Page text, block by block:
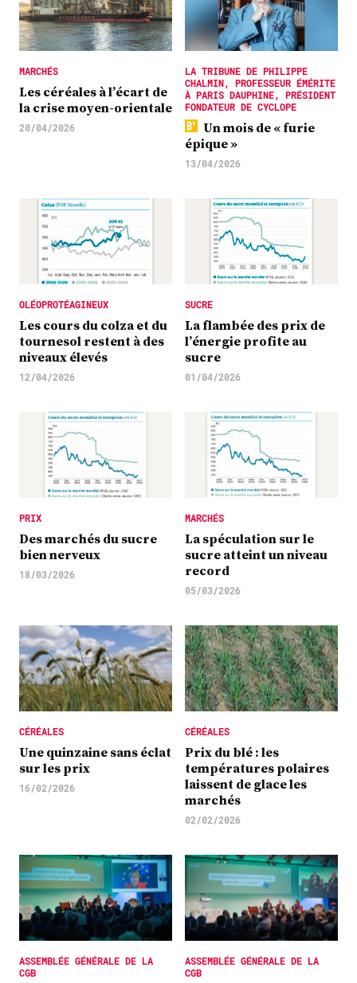
MARCHÉS
Les céréales à l’écart de
la crise moyen-orientale
20/04/2026
LA TRIBUNE DE PHILIPPE
CHALMIN, PROFESSEUR ÉMÉRITE
À PARIS DAUPHINE, PRÉSIDENT
FONDATEUR DE CYCLOPE
Un mois de « furie
épique »
13/04/2026
OLÉOPROTÉAGINEUX
Les cours du colza et du
tournesol restent à des
niveaux élevés
12/04/2026
SUCRE
La flambée des prix de
l’énergie profite au
sucre
01/04/2026
PRIX
Des marchés du sucre
bien nerveux
18/03/2026
MARCHÉS
La spéculation sur le
sucre atteint un niveau
record
05/03/2026
CÉRÉALES
Une quinzaine sans éclat
sur les prix
16/02/2026
CÉRÉALES
Prix du blé : les
températures polaires
laissent de glace les
marchés
02/02/2026
ASSEMBLÉE GÉNÉRALE DE LA
CGB
ASSEMBLÉE GÉNÉRALE DE LA
CGB